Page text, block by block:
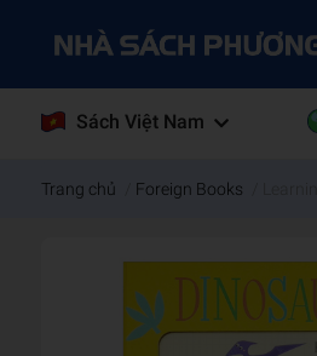
Sách Việt Nam
Trang chủ Foreign Books